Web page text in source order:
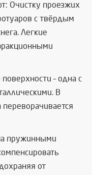
Очистку проезжих
с твёрдым
Легкие
– одна с
В
переворачивается
пружинными
от